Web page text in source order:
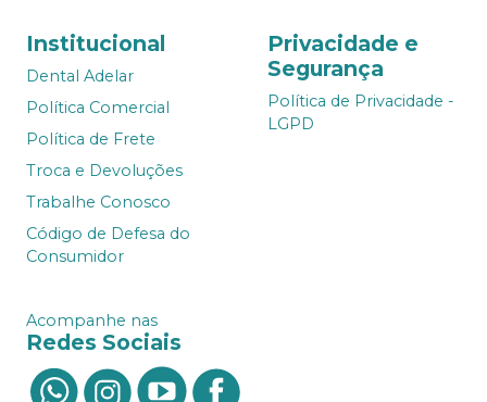
Institucional
Dental Adelar
Política Comercial
Política de Frete
Troca e Devoluções
Trabalhe Conosco
Código de Defesa do
Consumidor
Privacidade e
Segurança
Política de Privacidade -
LGPD
Acompanhe nas
Redes Sociais